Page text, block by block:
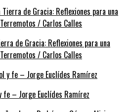
de Gracia: Reflexiones para una
/ Carlos Calles
fe – Jorge Euclídes Ramírez